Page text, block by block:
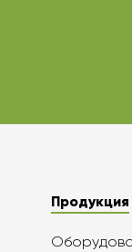
Продукция